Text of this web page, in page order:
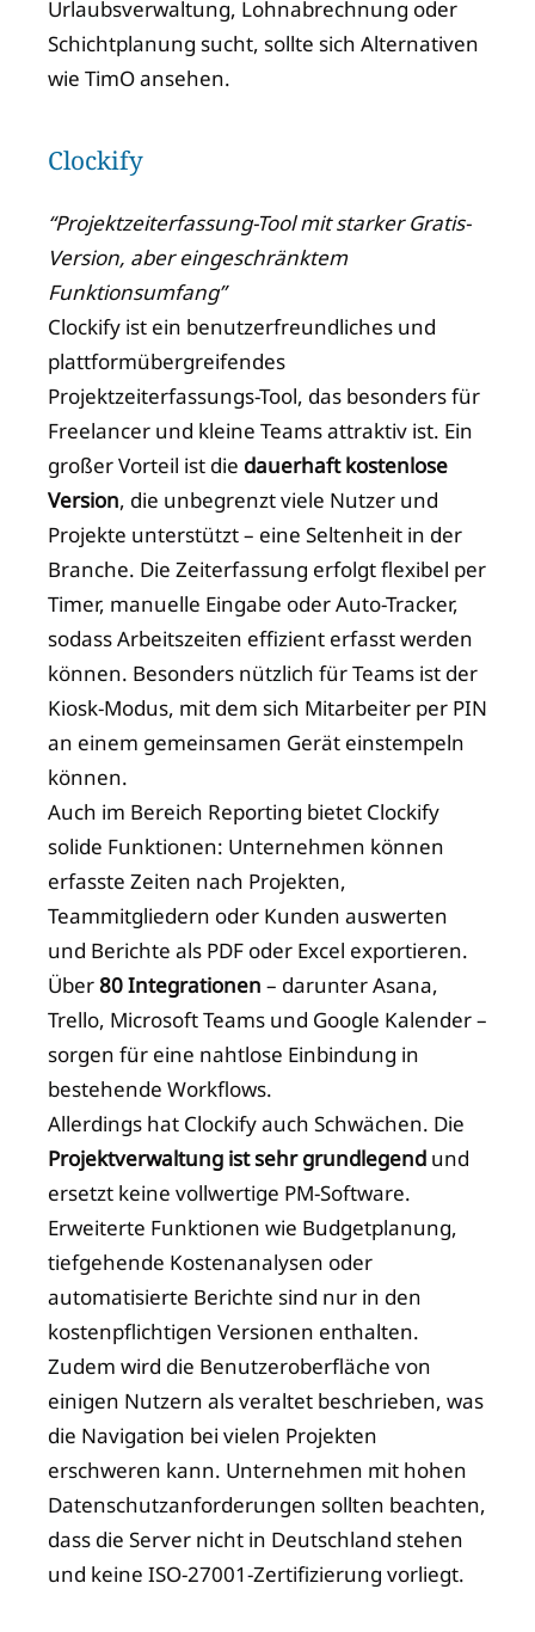
Urlaubsverwaltung, Lohnabrechnung oder
Schichtplanung sucht, sollte sich Alternativen
wie TimO ansehen.
Clockify
“Projektzeiterfassung-Tool mit starker Gratis-
Version, aber eingeschränktem
Funktionsumfang”
Clockify ist ein benutzerfreundliches und
plattformübergreifendes
Projektzeiterfassungs-Tool, das besonders für
Freelancer und kleine Teams attraktiv ist. Ein
großer Vorteil ist die dauerhaft kostenlose
Version, die unbegrenzt viele Nutzer und
Projekte unterstützt – eine Seltenheit in der
Branche. Die Zeiterfassung erfolgt flexibel per
Timer, manuelle Eingabe oder Auto-Tracker,
sodass Arbeitszeiten effizient erfasst werden
können. Besonders nützlich für Teams ist der
Kiosk-Modus, mit dem sich Mitarbeiter per PIN
an einem gemeinsamen Gerät einstempeln
können.
Auch im Bereich Reporting bietet Clockify
solide Funktionen: Unternehmen können
erfasste Zeiten nach Projekten,
Teammitgliedern oder Kunden auswerten
und Berichte als PDF oder Excel exportieren.
Über80 Integrationen – darunter Asana,
Trello, Microsoft Teams und Google Kalender –
sorgen für eine nahtlose Einbindung in
bestehende Workflows.
Allerdings hat Clockify auch Schwächen. Die
Projektverwaltung ist sehr grundlegend und
ersetzt keine vollwertige PM-Software.
Erweiterte Funktionen wie Budgetplanung,
tiefgehende Kostenanalysen oder
automatisierte Berichte sind nur in den
kostenpflichtigen Versionen enthalten.
Zudem wird die Benutzeroberfläche von
einigen Nutzern als veraltet beschrieben, was
die Navigation bei vielen Projekten
erschweren kann. Unternehmen mit hohen
Datenschutzanforderungen sollten beachten,
dass die Server nicht in Deutschland stehen
und keine ISO-27001-Zertifizierung vorliegt.